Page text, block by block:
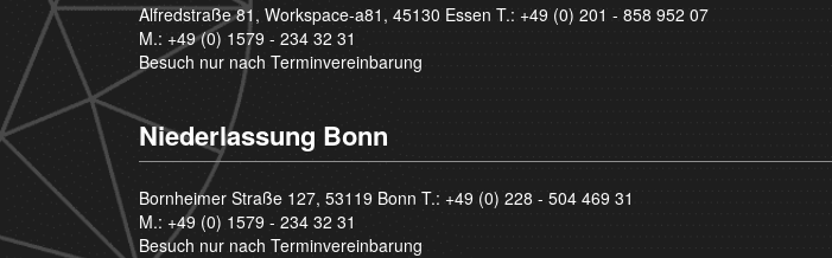
Alfredstraße 81, Workspace-a81, 45130 Essen T.: +49 (0) 201 - 858 952 07
M.: +49 (0) 1579 - 234 32 31
Besuch nur nach Terminvereinbarung
Niederlassung Bonn
Bornheimer Straße 127, 53119 Bonn T.: +49 (0) 228 - 504 469 31
M.: +49 (0) 1579 - 234 32 31
Besuch nur nach Terminvereinbarung